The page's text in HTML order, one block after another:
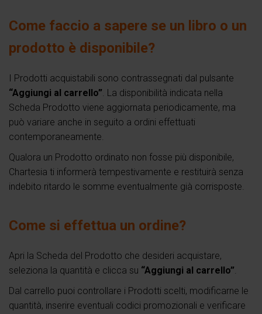
Come faccio a sapere se un libro o un
prodotto è disponibile?
I Prodotti acquistabili sono contrassegnati dal pulsante
“Aggiungi al carrello”. La disponibilità indicata nella
Scheda Prodotto viene aggiornata periodicamente, ma
può variare anche in seguito a ordini effettuati
contemporaneamente.
Qualora un Prodotto ordinato non fosse più disponibile,
Chartesia ti informerà tempestivamente e restituirà senza
indebito ritardo le somme eventualmente già corrisposte.
Come si effettua un ordine?
Apri la Scheda del Prodotto che desideri acquistare,
seleziona la quantità e clicca su “Aggiungi al carrello”.
Dal carrello puoi controllare i Prodotti scelti, modificarne le
quantità, inserire eventuali codici promozionali e verificare